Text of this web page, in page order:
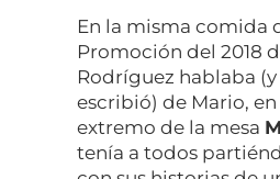
En la misma comida
Promoción del 2018
Rodríguez hablaba
escribió) de Mario,
extremo de la mesa
tenía a todos